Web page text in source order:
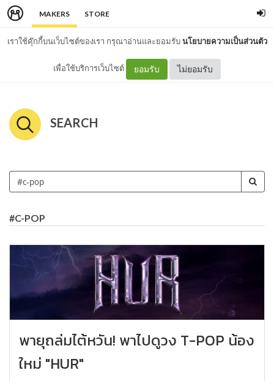
MAKERS STORE
เราใช้คุ๊กกี้บนเว็บไซต์ของเรา กรุณาอ่านและยอมรับนโยบายความเป็นส่วนตัว
เพื่อใช้บริการเว็บไซต์ ยอมรับ ไม่ยอมรับ
SEARCH
#C-POP
พายุถล่มไต้หวัน! พาไปดูวง T-POP น้อง
ใหม่ "HUR"